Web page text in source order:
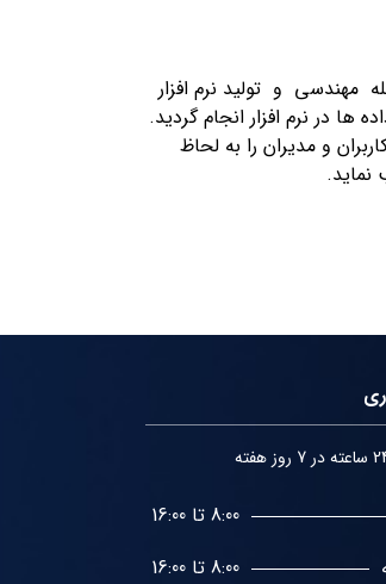
مهندسی و تولید نرم افزار
در نرم افزار انجام گردید.
و مدیران را به لحاظ
8:00 تا 16:00
8:00 تا 16:00